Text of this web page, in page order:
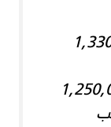
1,330,000
نوم من1,250,000